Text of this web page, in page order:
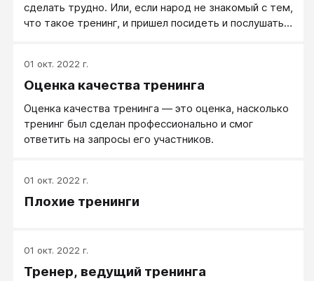
сделать трудно. Или, если народ не знакомый с тем,
что такое тренинг, и пришел посидеть и послушать,
возможности перспективных контактов на
тренинге. Многие участники ценят программу MBA
там обычно собираются (тусуются) руководители
крупных компаний, с которыми можно удобно
задружиться.
01 окт. 2022 г.
Оценка качества тренинга
Оценка качества тренинга — это оценка, насколько
тренинг был сделан профессионально и смог
ответить на запросы его участников.
01 окт. 2022 г.
Плохие тренинги
01 окт. 2022 г.
Тренер, ведущий тренинга